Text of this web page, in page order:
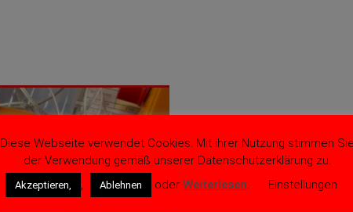
Diese Webseite verwendet Cookies. Mit ihrer Nutzung stimmen
der Verwendung gemäß unserer Datenschutzerklärung zu.
Akzeptieren, Ablehnen oder Weiterlesen Einstellungen